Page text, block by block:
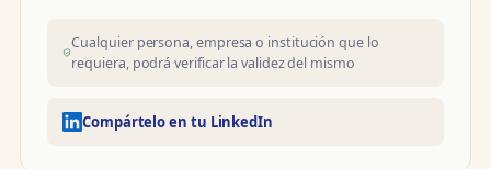
Cualquier persona, empresa o institución que lo
requiera, podrá verificar la validez del mismo
Compártelo en tu LinkedIn